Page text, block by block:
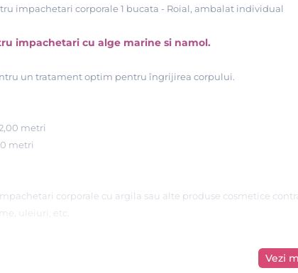
impachetari corporale 1 bucata - Roial, ambalat individual
impachetari cu alge marine si namol.
un tratament optim pentru îngrijirea corpului.
metri
metri
corporale cu argila sau alte produse cosmetice
uleiuri, etc.
Vezi